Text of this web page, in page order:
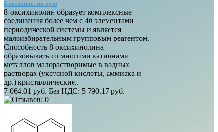
8-оксихинолин орто
8-оксихинолин образует комплексные
соединения более чем с 40 элементами
периодической системы и является
малоизбирательным групповым реагентом.
Способность 8-оксихинолина
образовывать со многими катионами
металлов малорастворимые в водных
растворах (уксусной кислоты, аммиака и
др.) кристаллические..
7 064.01 руб. Без НДС: 5 790.17 руб.